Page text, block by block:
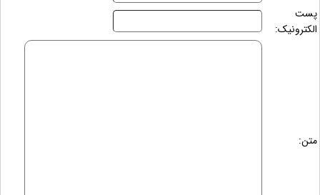
پست
الکترونیک:
متن: